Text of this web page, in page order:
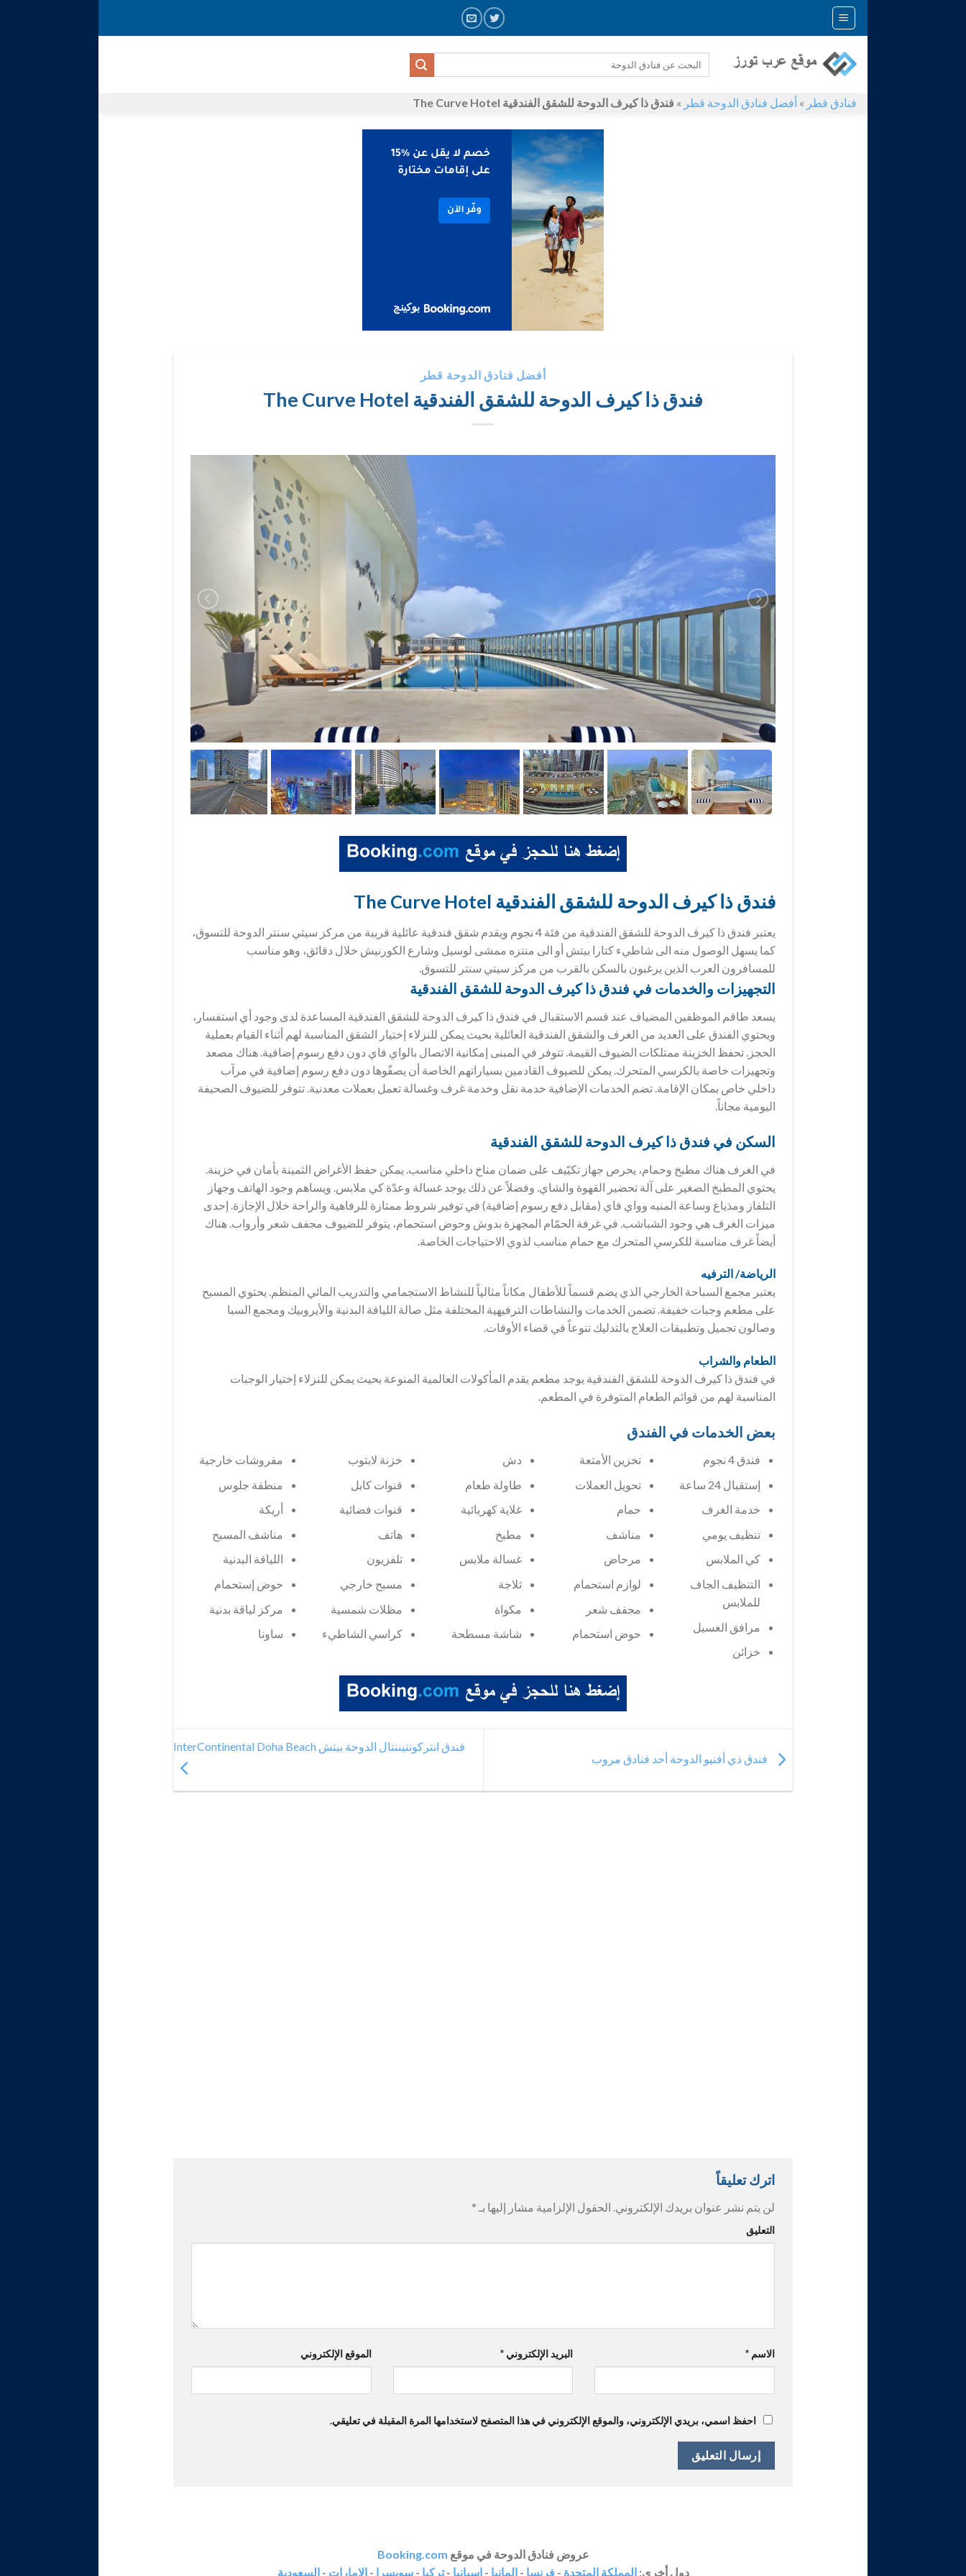
Skip
فنادق قطر » أفضل فنادق الدوحة قطر » فندق ذا كيرف الدوحة للشقق الفندقية The Curve Hotel
أفضل فنادق الدوحة قطر
فندق ذا كيرف الدوحة للشقق الفندقية The Curve Hotel
فندقذا كيرف الدوحة للشقق الفندقية The Curve Hotel
يعتبر فندق ذا كيرف الدوحة للشقق الفندقية من فئة 4 نجوم ويقدم شقق فندقية عائلية قريبة من مركز سيتي سنتر الدوحة للتسوق،
كما يسهل الوصول منه الى شاطيء كتارا بيتش أو الى منتزه ممشى لوسيل وشارع الكورنيش خلال دقائق، وهو مناسب
للمسافرون العرب الذين يرغبون بالسكن بالقرب من مركز سيتي سنتر للتسوق.
التجهيزات والخدمات في فندقذا كيرف الدوحة للشقق الفندقية
يسعد طاقم الموظفين المضياف عند قسم الاستقبال في فندق ذا كيرف الدوحة للشقق الفندقية المساعدة لدى وجود أي استفسار،
ويحتوي الفندق على العديد من الغرف والشقق الفندقية العائلية بحيث يمكن للنزلاء إختيار الشقق المناسبة لهم أثناء القيام بعملية
الحجز. تحفظ الخزينة ممتلكات الضيوف القيمة. تتوفر في المبنى إمكانية الاتصال بالواي فاي دون دفع رسوم إضافية. هناك مصعد
وتجهيزات خاصة بالكرسي المتحرك. يمكن للضيوف القادمين بسياراتهم الخاصة أن يصفّوها دون دفع رسوم إضافية في مرآب
داخلي خاص بمكان الإقامة. تضم الخدمات الإضافية خدمة نقل وخدمة غرف وغسالة تعمل بعملات معدنية. تتوفر للضيوف الصحيفة
اليومية مجاناً.
السكن في فندقذا كيرف الدوحة للشقق الفندقية
في الغرف هناك مطبخ وحمام، يحرص جهاز تكيّيف على ضمان مناخ داخلي مناسب. يمكن حفظ الأغراض الثمينة بأمان في خزينة.
يحتوي المطبخ الصغير على آلة تحضير القهوة والشاي. وفضلاً عن ذلك يوجد غسالة وعدّة كي ملابس. ويساهم وجود الهاتف وجهاز
التلفاز ومذياع وساعة المنبه وواي فاي (مقابل دفع رسوم إضافية) في توفير شروط ممتازة للرفاهية والراحة خلال الإجازة. إحدى
ميزات الغرف هي وجود الشباشب. في غرفة الحمّام المجهزة بدوش وحوض استحمام، يتوفر للضيوف مجفف شعر وأرواب. هناك
أيضاً غرف مناسبة للكرسي المتحرك مع حمام مناسب لذوي الاحتياجات الخاصة.
الرياضة/ الترفيه
يعتبر مجمع السباحة الخارجي الذي يضم قسماً للأطفال مكاناً مثالياً للنشاط الاستجمامي والتدريب المائي المنظم. يحتوي المسبح
على مطعم وجبات خفيفة. تضمن الخدمات والنشاطات الترفيهية المختلفة مثل صالة اللياقة البدنية والأيروبيك ومجمع السبا
وصالون تجميل وتطبيقات العلاج بالتدليك تنوعاً في قضاء الأوقات.
الطعام والشراب
في فندق ذا كيرف الدوحة للشقق الفندقية يوجد مطعم يقدم المأكولات العالمية المنوعة بحيث يمكن للنزلاء إختيار الوجبات
المناسبة لهم من قوائم الطعام المتوفرة في المطعم.
بعض الخدمات في الفندق
فندق 4 نجوم
إستقبال 24 ساعة
خدمة الغرف
تنظيف يومي
كي الملابس
التنظيف الجاف
للملابس
مرافق الغسيل
خزائن
تخزين الأمتعة
تحويل العملات
حمام
مناشف
مرحاض
لوازم استحمام
مجفف شعر
حوض استحمام
دش
طاولة طعام
غلاية كهربائية
مطبخ
غسالة ملابس
ثلاجة
مكواة
شاشة مسطحة
خزنة لابتوب
قنوات كابل
قنوات فضائية
هاتف
تلفزيون
مسبح خارجي
مظلات شمسية
كراسي الشاطيء
مفروشات خارجية
منطقة جلوس
أريكة
مناشف المسبح
اللياقة البدنية
حوض إستحمام
مركز لياقة بدنية
ساونا
فندق ذي أفنيو الدوحة أحد فنادق مروب
فندق انتركونتيننتال الدوحة بيتش InterContinental Doha Beach
اترك تعليقاً
لن يتم نشر عنوان بريدك الإلكتروني. الحقول الإلزامية مشار إليها بـ *
التعليق
الاسم* البريد الإلكتروني * الموقع الإلكتروني
احفظ اسمي، بريدي الإلكتروني، والموقع الإلكتروني في هذا المتصفح لاستخدامها المرة المقبلة في تعليقي.
عروض فنادق الدوحة في موقع Booking.com
دول أخرى:المملكة المتحدة - فرنسا -المانيا -اسبانيا -تركيا -سويسرا -الامارات -السعودية